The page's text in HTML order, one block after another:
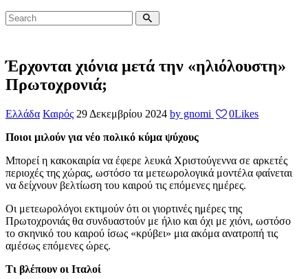
Έρχονται χιόνια μετά την «ηλιόλουστη»
Πρωτοχρονιά;
Ελλάδα Καιρός 29 Δεκεμβρίου 2024 by gnomi 0Likes
Ποιοι μιλούν για νέο πολικό κύμα ψύχους
Μπορεί η κακοκαιρία να έφερε λευκά Χριστούγεννα σε αρκετές
περιοχές της χώρας, ωστόσο τα μετεωρολογικά μοντέλα φαίνεται
να δείχνουν βελτίωση του καιρού τις επόμενες ημέρες.
Οι μετεωρολόγοι εκτιμούν ότι οι γιορτινές ημέρες της
Πρωτοχρονιάς θα συνδυαστούν με ήλιο και όχι με χιόνι, ωστόσο
το σκηνικό του καιρού ίσως «κρύβει» μια ακόμα ανατροπή τις
αμέσως επόμενες ώρες.
Τι βλέπουν οι Ιταλοί